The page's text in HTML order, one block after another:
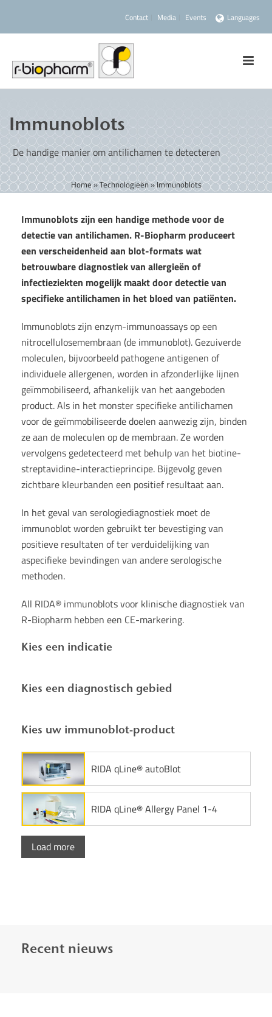
Contact Media Events Languages
Immunoblots
De handige manier om antilichamen te detecteren
Home»Technologieën»Immunoblots
Immunoblots zijn een handige methode voor de
detectie van antilichamen. R-Biopharm produceert
een verscheidenheid aan blot-formats wat
betrouwbare diagnostiek van allergieën of
infectieziekten mogelijk maakt door detectie van
specifieke antilichamen in het bloed van patiënten.
Immunoblots zijn enzym-immunoassays op een
nitrocellulosemembraan (de immunoblot). Gezuiverde
moleculen, bijvoorbeeld pathogene antigenen of
individuele allergenen, worden in afzonderlijke lijnen
geïmmobiliseerd, afhankelijk van het aangeboden
product. Als in het monster specifieke antilichamen
voor de geïmmobiliseerde doelen aanwezig zijn, binden
ze aan de moleculen op de membraan. Ze worden
vervolgens gedetecteerd met behulp van het biotine-
streptavidine-interactieprincipe. Bijgevolg geven
zichtbare kleurbanden een positief resultaat aan.
In het geval van serologiediagnostiek moet de
immunoblot worden gebruikt ter bevestiging van
positieve resultaten of ter verduidelijking van
aspecifieke bevindingen van andere serologische
methoden.
All RIDA® immunoblots voor klinische diagnostiek van
R-Biopharm hebben een CE-markering.
Kies een indicatie
Kies een diagnostisch gebied
Kies uw immunoblot-product
RIDA qLine® autoBlot
RIDA qLine® Allergy Panel 1-4
Load more
Recent nieuws